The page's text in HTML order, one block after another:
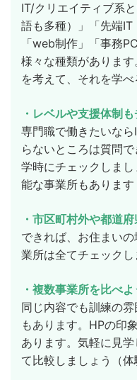
IT/クリエイティブ系
語も多種）」「先端IT
「web制作」「事務
様々な種類がありま
を考えて、それを学べ
・レベルや支援体制
専門職で働きたいな
らないところは質問
学時にチェックしま
能な事業所もあります
・市区町村外や都道
できれば、お住まい
業所は全てチェックし
・複数事業所を比べよ
同じ内容でも訓練の
もあります。HPの印
あります。気軽に見
て比較しましょう（体